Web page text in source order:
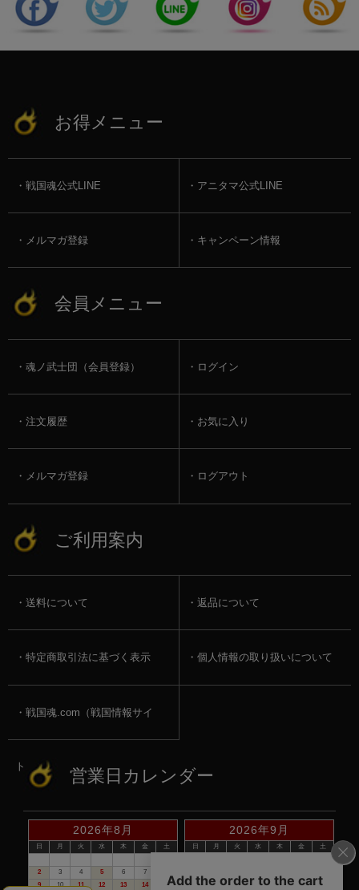
お得メニュー
戦国魂公式LINE アニタマ公式LINE
メルマガ登録 キャンペーン情報
会員メニュー
魂ノ武士団（会員登録） ログイン
注文履歴 お気に入り
メルマガ登録 ログアウト
ご利用案内
送料について 返品について
特定商取引法に基づく表示 個人情報の取り扱いについて
戦国魂.com（戦国情報サイ
ト） 営業日カレンダー
2026年8月
日 月 火 水 木 金
土
2
3 4 5 6 7
9
10 11 12 13 14 15
2026年9月
日 月 火 水 木 金
土
13
14 15 16 17 18 19